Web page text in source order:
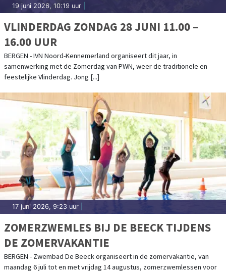
19 juni 2026, 10:19 uur
VLINDERDAG ZONDAG 28 JUNI 11.00 –
16.00 UUR
BERGEN - IVN Noord-Kennemerland organiseert dit jaar, in
samenwerking met de Zomerdag van PWN, weer de traditionele en
feestelijke Vlinderdag. Jong [...]
17 juni 2026, 9:23 uur
ZOMERZWEMLES BIJ DE BEECK TIJDENS
DE ZOMERVAKANTIE
BERGEN - Zwembad De Beeck organiseert in de zomervakantie, van
maandag 6 juli tot en met vrijdag 14 augustus, zomerzwemlessen voor